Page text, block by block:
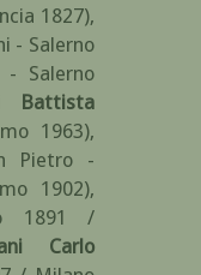
1827),
- Salerno
Salerno
Battista
1963),
Pietro -
1902),
1891 /
Carlo